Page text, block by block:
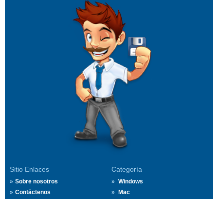
Sitio Enlaces
Sobre nosotros
Contáctenos
Categoría
Windows
Mac